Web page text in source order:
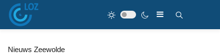
Nieuws Zeewolde